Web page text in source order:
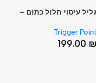
עיסוי חלול כתום –
Trigger
199.00